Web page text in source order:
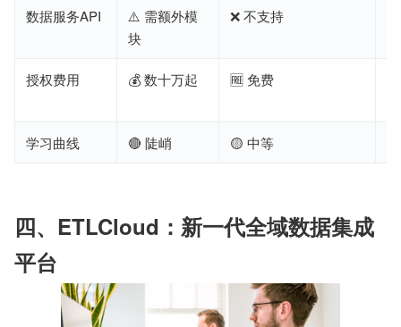
数据服务API
⚠️ 需额外模
块
❌ 不支持
授权费用 💰 数十万起 🆓 免费
学习曲线 🔴 陡峭 🟡 中等
四、ETLCloud：新一代全域数据集成
平台